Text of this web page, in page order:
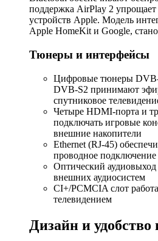
поддержка AirPlay 2 упрощает
устройств Apple. Модель
Apple HomeKit и Google,
Тюнеры и интерфейсы
Цифровые тюнеры
DVB-S2 принимают
спутниковое
Четыре HDMI-порта и
подключать игровые
внешние накопители
Ethernet (RJ-45)
проводное подключение
Оптический
внешних аудиосистем
CI+/PCMCIA слот
телевидением
Дизайн и удобство